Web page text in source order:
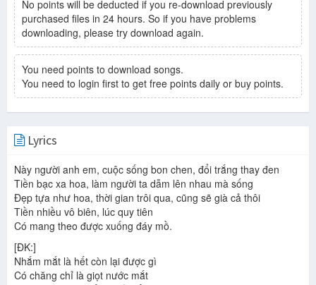
No points will be deducted if you re-download previously
purchased files in 24 hours. So if you have problems
downloading, please try download again.
You need points to download songs.
You need to login first to get free points daily or buy points.
Lyrics
Này người anh em, cuộc sống bon chen, đổi trắng thay đen
Tiền bạc xa hoa, làm người ta dẫm lên nhau mà sống
Đẹp tựa như hoa, thời gian trôi qua, cũng sẽ già cả thôi
Tiền nhiều vô biên, lúc quy tiên
Có mang theo được xuống đáy mồ.
[ĐK:]
Nhắm mắt là hết còn lại được gì
Có chăng chỉ là giọt nước mắt